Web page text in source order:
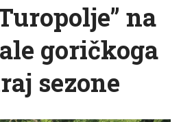
na
goričkoga
sezone